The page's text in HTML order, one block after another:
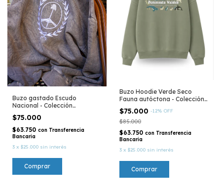
Buzo gastado Escudo
Nacional - Colección
$75.000
$63.750 con Transferencia
Bancaria
3 x $25.000 sin interés
Comprar
Buzo Hoodie Verde Seco
Fauna autóctona - Colección
Península Valdés
$75.000 -12% OFF
$85.000
$63.750 con Transferencia
Bancaria
3 x $25.000 sin interés
Comprar